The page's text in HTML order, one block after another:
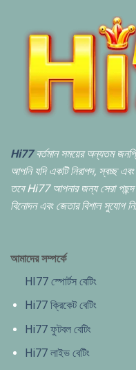
Hi77বর্তমান সময়ের অন্যতম
আপনি যদি একটি নিরাপদ, স্বচ্ছ এবং
তবে Hi77 আপনার জন্য সেরা
বিনোদন এবং জেতার বিশাল সুযোগ
আমাদের সম্পর্কে
HI77 স্পোর্টস বেটিং
Hi77 ক্রিকেট বেটিং
Hi77 ফুটবল বেটিং
Hi77 লাইভ বেটিং